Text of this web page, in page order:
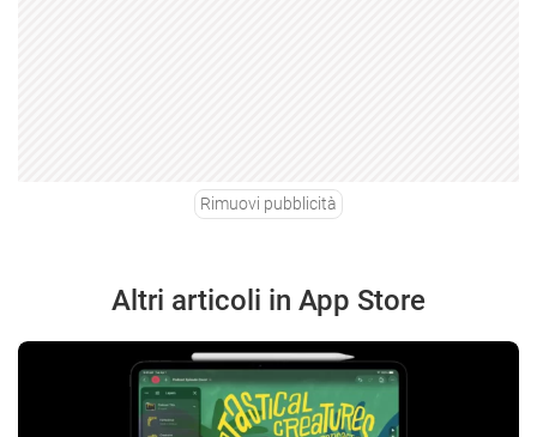
Rimuovi pubblicità
Altri articoli in App Store